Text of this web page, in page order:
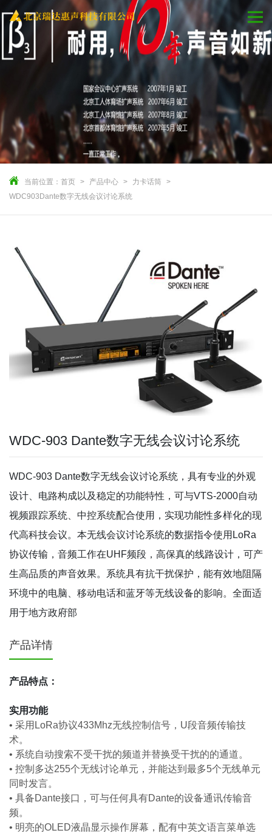
当前位置： 首页 产品中心
力卡话筒
WDC903Dante数字无线会议讨论系统
WDC-903 Dante数字无线会议讨论系统
WDC-903 Dante数字无线会议讨论系统，具有专业的外观
设计、电路构成以及稳定的功能特性，可与VTS-2000自动
视频跟踪系统、中控系统配合使用，实现功能性多样化的现
代高科技会议。本无线会议讨论系统的数据指令使用LoRa
协议传输，音频工作在UHF频段，高保真的线路设计，可产
生高品质的声音效果。系统具有抗干扰保护，能有效地阻隔
环境中的电脑、移动电话和蓝牙等无线设备的影响。全面适
用于地方政府部
产品详情
产品特点：
实用功能
• 采用LoRa协议433Mhz无线控制信号，U段音频传输技
术。
• 系统自动搜索不受干扰的频道并替换受干扰的的通道。
• 控制多达255个无线讨论单元，并能达到最多5个无线单元
同时发言。
• 具备Dante接口，可与任何具有Dante的设备通讯传输音
频。
• 明亮的OLED液晶显示操作屏幕，配有中英文语言菜单选